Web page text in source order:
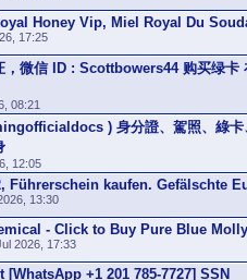
Honey Vip, Miel Royal Du
17:25
，微信 ID : Scottbowers44 购买绿卡
08:21
) 身分證、駕照、綠卡
12:05
Führerschein kaufen. Gefälschte
13:30
- Click to Buy Pure Blue Molly
2026, 17:33
+1 201 785-7727] SSN